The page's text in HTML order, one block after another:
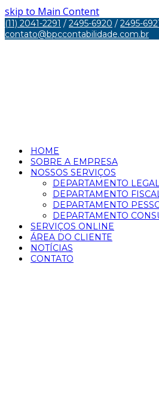
skip to Main Content
(11) 2041-2291 / 2495-6920 / 2495-
contato@bpccontabilidade.com.br
HOME
SOBRE A EMPRESA
NOSSOS SERVIÇOS
DEPARTAMENTO
DEPARTAMENTO
DEPARTAMENTO
DEPARTAMENTO
SERVIÇOS ONLINE
ÁREA DO CLIENTE
NOTÍCIAS
CONTATO